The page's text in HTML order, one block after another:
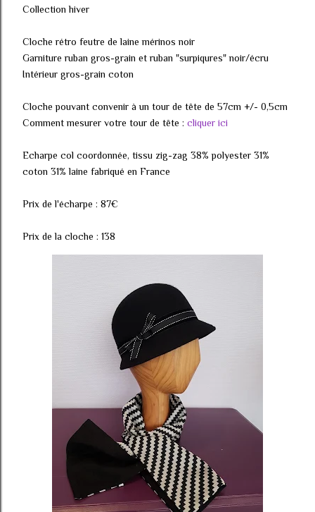
Collection hiver
Cloche rétro feutre de laine mérinos noir
Garniture ruban gros-grain et ruban "surpiqures" noir/écru
Intérieur gros-grain coton
Cloche pouvant convenir à un tour de tête de 57cm +/- 0,5cm
Comment mesurer votre tour de tête : cliquer ici
Echarpe col coordonnée, tissu zig-zag 38% polyester 31%
coton 31% laine fabriqué en France
Prix de l'écharpe : 87€
Prix de la cloche : 138